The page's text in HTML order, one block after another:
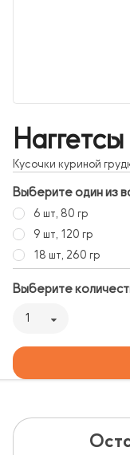
Наггетсы
Кусочки куриной
Выберите один из
6 шт, 80 гр
9 шт, 120 гр
18 шт, 260 гр
Выберите
1